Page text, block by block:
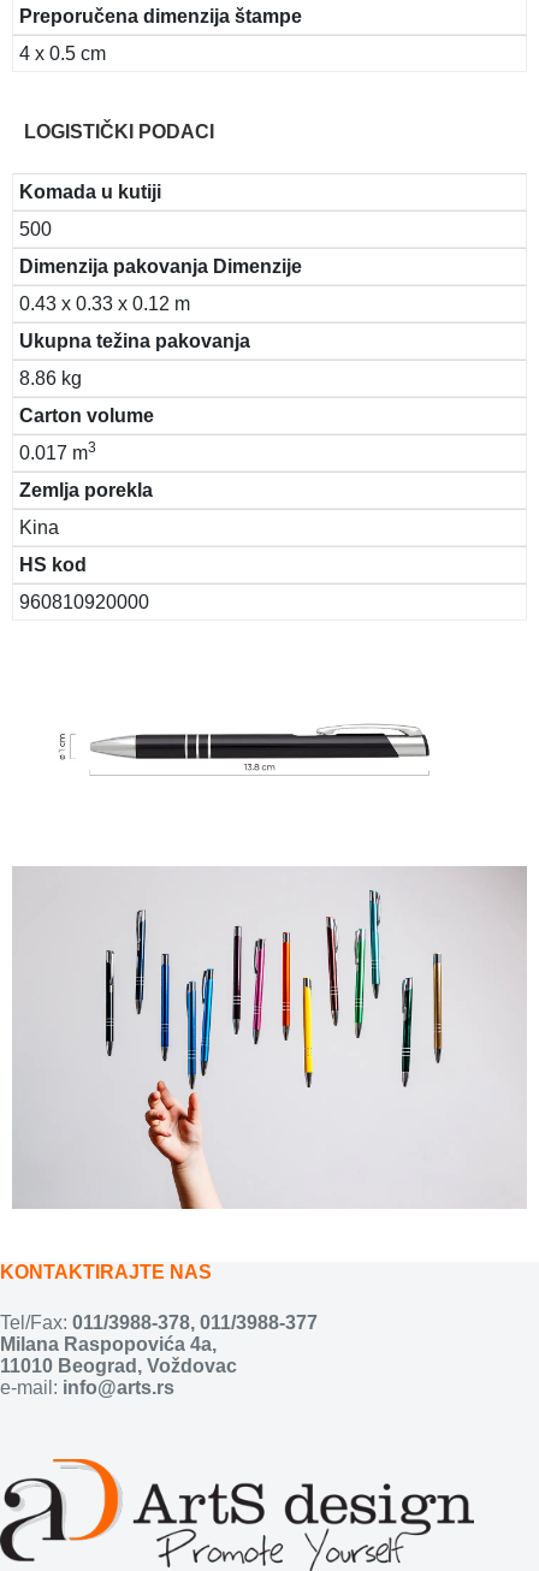
Preporučena dimenzija štampe
4 x 0.5 cm
LOGISTIČKI PODACI
Komada u kutiji
500
Dimenzija pakovanja Dimenzije
0.43 x 0.33 x 0.12 m
Ukupna težina pakovanja
8.86 kg
Carton volume
0.017 m3
Zemlja porekla
Kina
HS kod
960810920000
KONTAKTIRAJTE NAS
Tel/Fax: 011/3988-378, 011/3988-377
Milana Raspopovića 4a,
11010 Beograd, Voždovac
e-mail: info@arts.rs